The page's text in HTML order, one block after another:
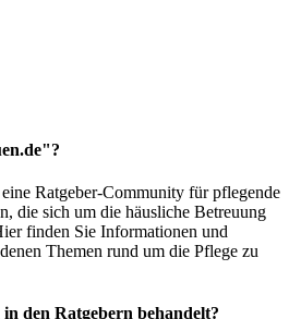
Ratgeber-Community für pflegende
die sich um die häusliche Betreuung
finden Sie Informationen und
Themen rund um die Pflege zu
den Ratgebern behandelt?